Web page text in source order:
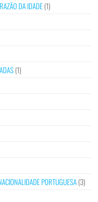
DA IDADE(1)
(1)
PORTUGUESA(3)